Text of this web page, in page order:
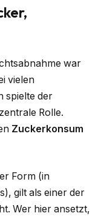
war
vielen
spielte der
Rolle.
Zuckerkonsum
Form (in
gilt als einer der
Wer hier ansetzt,